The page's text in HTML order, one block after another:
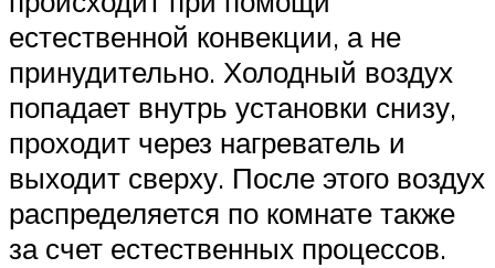
естественной конвекции, а не
принудительно. Холодный воздух
попадает внутрь установки снизу,
проходит через нагреватель и
выходит сверху. После этого воздух
распределяется по комнате также
за счет естественных процессов.